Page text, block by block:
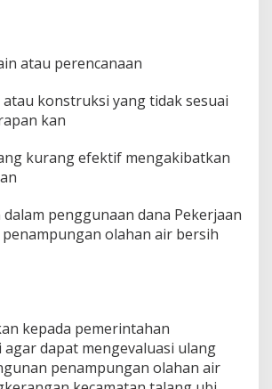
atau perencanaan
konstruksi yang tidak sesuai
kan
kurang efektif mengakibatkan
penggunaan dana Pekerjaan
olahan air bersih
kepada pemerintahan
agar dapat mengevaluasi ulang
penampungan olahan air